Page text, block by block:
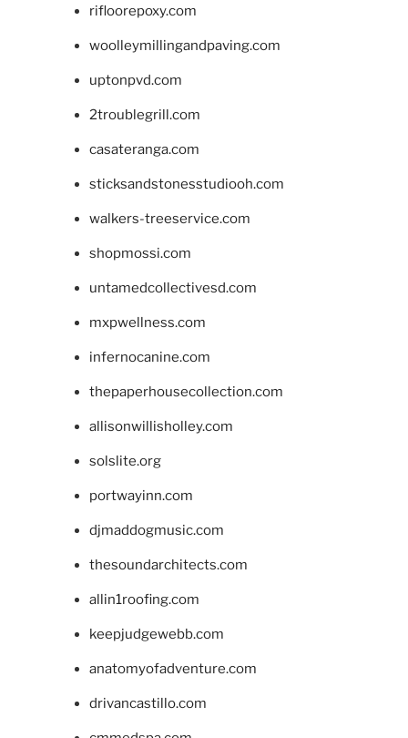
rifloorepoxy.com
woolleymillingandpaving.com
uptonpvd.com
2troublegrill.com
casateranga.com
sticksandstonesstudiooh.com
walkers-treeservice.com
shopmossi.com
untamedcollectivesd.com
mxpwellness.com
infernocanine.com
thepaperhousecollection.com
allisonwillisholley.com
solslite.org
portwayinn.com
djmaddogmusic.com
thesoundarchitects.com
allin1roofing.com
keepjudgewebb.com
anatomyofadventure.com
drivancastillo.com